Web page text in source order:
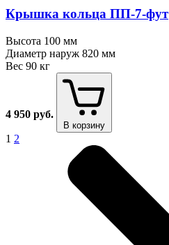
Крышка кольца ПП⁠-⁠7⁠-⁠фут
Высота 100 мм
Диаметр наруж 820 мм
Вес 90 кг
4 950 руб.
В корзину
1 2